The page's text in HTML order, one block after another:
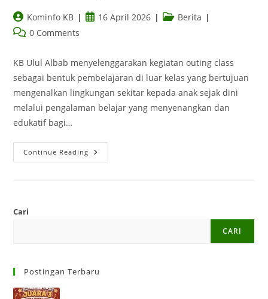
Kominfo KB 16 April 2026
Berita
0 Comments
KB Ulul Albab menyelenggarakan kegiatan outing class
sebagai bentuk pembelajaran di luar kelas yang bertujuan
mengenalkan lingkungan sekitar kepada anak sejak dini
melalui pengalaman belajar yang menyenangkan dan
edukatif bagi…
Continue Reading
Cari
CARI
Postingan Terbaru